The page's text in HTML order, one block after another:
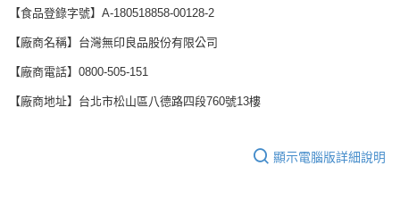
【食品登錄字號】A-180518858-00128-2
【廠商名稱】台灣無印良品股份有限公司
【廠商電話】0800-505-151
【廠商地址】台北市松山區八德路四段760號13樓
顯示電腦版詳細說明